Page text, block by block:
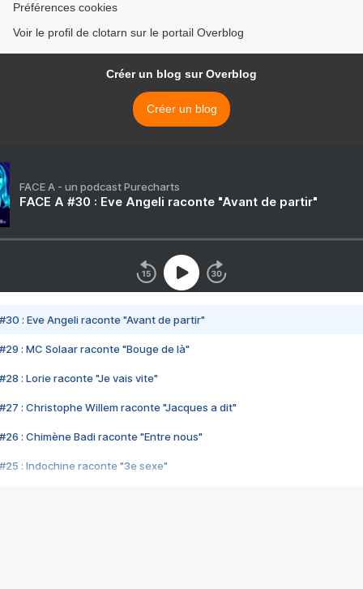
Préférences cookies
Voir le profil de clotarn sur le portail Overblog
Créer un blog sur Overblog
Créer un blog
FACE A - un podcast Purecharts
FACE A #30 : Eve Angeli raconte "Avant de partir"
#30 : Eve Angeli raconte "Avant de partir"
#29 : MC Solaar raconte "Bouge de là"
#28 : Lorie raconte "Je vais vite"
#27 : Christophe Willem raconte "Jacques a dit"
#26 : Chimène Badi raconte "Entre nous"
#25 : Indochine raconte "3e sexe"